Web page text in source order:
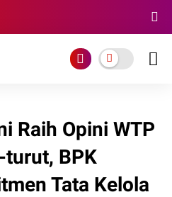
Raih Opini WTP
BPK
Tata Kelola